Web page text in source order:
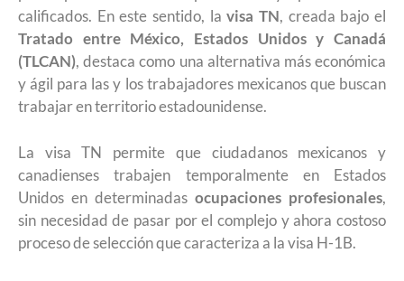
calificados. En este sentido, lavisa TN, creada bajo el
Tratado entre México, Estados Unidos y Canadá
(TLCAN), destaca como una alternativa más económica
y ágil para las y los trabajadores mexicanos que buscan
trabajar en territorio estadounidense.
La visa TN permite que ciudadanos mexicanos y
canadienses trabajen temporalmente en Estados
Unidos en determinadas ocupaciones profesionales,
sin necesidad de pasar por el complejo y ahora costoso
proceso de selección que caracteriza a la visa H-1B.